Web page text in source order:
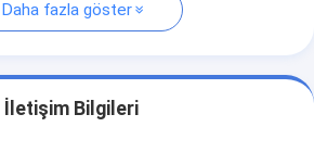
Daha fazla göster
İletişim Bilgileri